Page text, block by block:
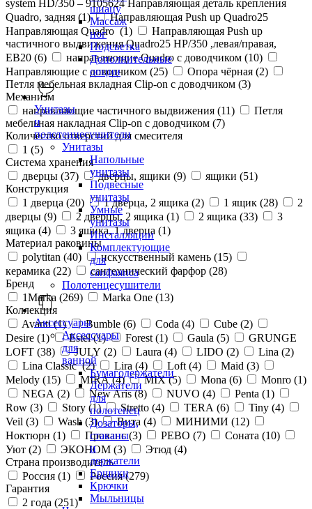
шиацу
Массаж
ног
Подсветка
Дополнительные
опции
Унитазы
и
полотенцесушители
Унитазы
Напольные
унитазы
Подвесные
унитазы
Умные
унитазы
Инсталляции
Комплектующие
для
санфаянса
Полотенцесушители
Аксессуары
Аксессуары
для
ванной
Бумагодержатели
Держатели
для
полотенец
Дозаторы,
стаканы
и
держатели
Ершики
Крючки
Мыльницы
system HD/350 – 9105624 Направляющая деталь крепления
Quadro, задняя (1)
Направляющая Push up Quadro25
Направляющая Quadro (1)
Направляющая Push up
частичного выдвижения Quadro25 НР/350 ,левая/правая,
ЕВ20 (6) направляющие Quadro с доводчиком (10)
Направляющие с доводчиком (25) Опора чёрная (2)
Петля мебельная вкладная Clip-on с доводчиком (3)
Механизм
направляющие частичного выдвижения (11)
Петля
мебельная накладная Clip-on с доводчиком (7)
Количество отверстий для смесителя
1 (5)
Система хранения
дверцы (37) дверцы, ящики (9) ящики (51)
Конструкция
1 дверца (20) 1 дверца, 2 ящика (2) 1 ящик (28)
2
дверцы (9) 2 дверцы, 2 ящика (1) 2 ящика (33)
3
ящика (4) 3 ящика, 1 дверца (1)
Материал раковины
polytitan (40) искусственный камень (15)
керамика (22) сантехнический фарфор (28)
Бренд
1Marka (269) Marka One (13)
Коллекция
Avanti (1) Bumble (6) Coda (4) Cube (2)
Desire (1) Estel (1) Forest (1) Gaula (5)
GRUNGE
LOFT (38) JULY (2) Laura (4) LIDO (2) Lina (2)
Lina Classic (2) Lira (4) Loft (4) Maid (3)
Melody (15) MIRA (4) MIX (5) Mona (6) Monro (1)
NEGA (2) New Aris (8) NUVO (4) Penta (1)
Row (3) Story (1) Stretto (4) TERA (6) Tiny (4)
Veil (3) Wash (3) Вита (4) МИНИМИ (12)
Ноктюрн (1) Прованс (3) РЕВО (7) Соната (10)
Уют (2) ЭКОНОМ (3) Этюд (4)
Страна производитель
Россия (1) Россия (279)
Гарантия
2 года (251)